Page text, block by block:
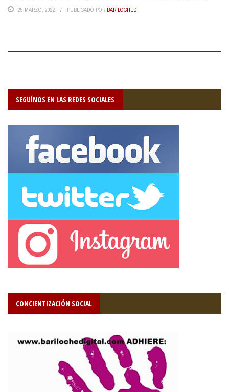
25 MARZO, 2022 PUBLICADO POR BARILOCHED
SEGUÍNOS EN LAS REDES SOCIALES
CONCIENTIZACIÓN SOCIAL